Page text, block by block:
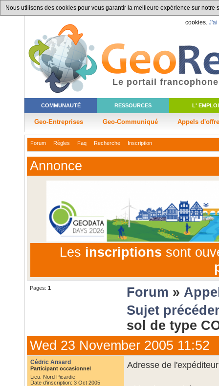
Nous utilisons des cookies pour vous garantir la meilleure expérience sur
cookies. J'ai
COMMUNAUTÉ RESSOURCES L' EMPLOI
Geo-Entreprises Geo-Communiqué Appels
Le portail
Forum Règles Faq Recherche Inscription
Annonce
Les inscriptions sont
Pages: 1 Forum »
Sujet
sol de type
Wed 23 November 2005 11:52
Cédric Ansard
Participant occasionnel
Lieu: Nord Picardie
Date d'inscription: 3 Oct 2005
Adresse de